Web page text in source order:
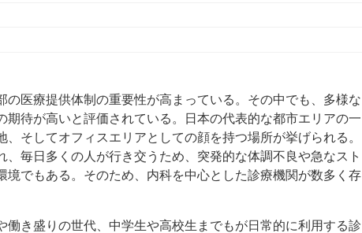
医療提供体制の重要性が高まっている。 その中でも、多様な
期待が高いと評価されている。日本の代表的な都市エリアの一
そしてオフィスエリアとしての顔を持つ場所が挙げられる。
、毎日多くの人が行き交うため、突発的な体調不良や急なスト
境でもある。そのため、内科を中心とした診療機関が数多く存
働き盛りの世代、中学生や高校生までもが日常的に利用する診